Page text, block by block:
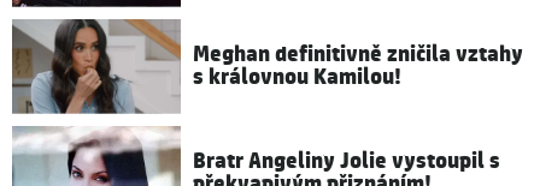
Meghan definitivně zničila vztahy
s královnou Kamilou!
Bratr Angeliny Jolie vystoupil s